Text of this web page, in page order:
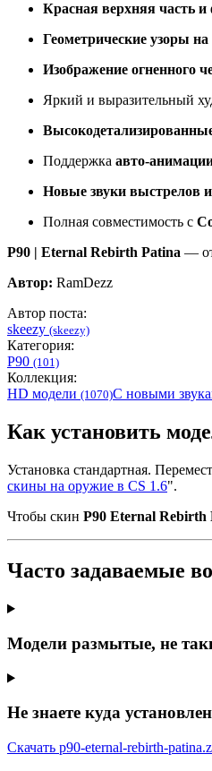
Красная верхняя часть
Геометрические узоры на
Изображение огненного
Яркий и выразительный
Поддержка авто-
Новые звуки выстрелов
Полная совместимость с
P90 | Eternal Rebirth Patina —
Автор: RamDezz
Автор поста:
skeezy (skeezy)
Категория:
P90 (101)
Коллекция:
HD модели (1070)С новыми
Как установить
Установка стандартная.
скины на оружие в CS 1.6".
Чтобы скин P90 Eternal Rebirth
Часто задаваемые
Модели размытые, не
Не знаете куда
Скачать p90-eternal-rebirth-